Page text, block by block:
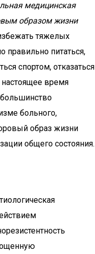
медицинская
образом жизни
тяжелых
правильно питаться,
спортом, отказаться
настоящее время
больного,
образ жизни
общего состояния.